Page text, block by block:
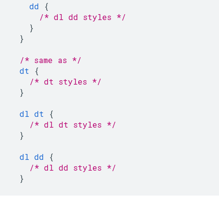
dd
{
/* dl dd styles */
}
}
/* same as */
dt
{
/* dt styles */
}
dl dt
{
/* dl dt styles */
}
dl dd
{
/* dl dd styles */
}